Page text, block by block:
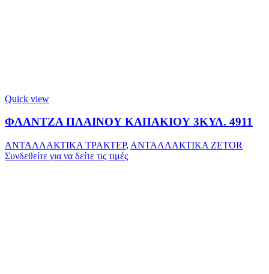
Quick view
ΦΛΑΝΤΖΑ ΠΛΑΙΝΟΥ ΚΑΠΑΚΙΟΥ 3ΚΥΛ. 4911
ΑΝΤΑΛΛΑΚΤΙΚΑ ΤΡΑΚΤΕΡ, ΑΝΤΑΛΛΑΚΤΙΚΑ ZETOR
Συνδεθείτε για να δείτε τις τιμές